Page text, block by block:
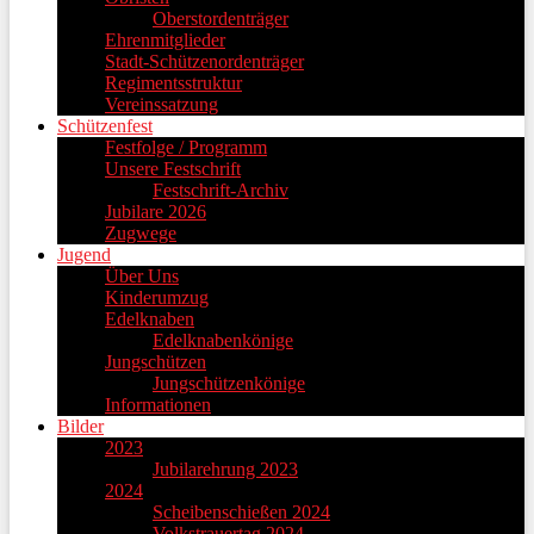
Oberstordenträger
Ehrenmitglieder
Stadt-Schützenordenträger
Regimentsstruktur
Vereinssatzung
Schützenfest
Festfolge / Programm
Unsere Festschrift
Festschrift-Archiv
Jubilare 2026
Zugwege
Jugend
Über Uns
Kinderumzug
Edelknaben
Edelknabenkönige
Jungschützen
Jungschützenkönige
Informationen
Bilder
2023
Jubilarehrung 2023
2024
Scheibenschießen 2024